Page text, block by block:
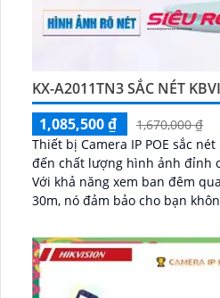
KX-A2011TN3 SẮC NÉT
1,085,500 ₫
1,670,000 ₫
Thiết bị Camera IP POE sắc
đến chất lượng hình ảnh đỉnh
Với khả năng xem ban đêm
30m, nó đảm bảo cho bạn